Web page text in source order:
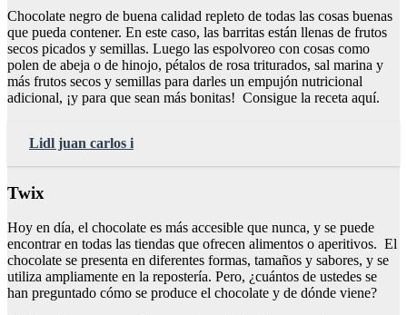
Chocolate negro de buena calidad repleto de todas las cosas buenas
que pueda contener. En este caso, las barritas están llenas de frutos
secos picados y semillas. Luego las espolvoreo con cosas como
polen de abeja o de hinojo, pétalos de rosa triturados, sal marina y
más frutos secos y semillas para darles un empujón nutricional
adicional, ¡y para que sean más bonitas! Consigue la receta aquí.
Lidl juan carlos i
Twix
Hoy en día, el chocolate es más accesible que nunca, y se puede
encontrar en todas las tiendas que ofrecen alimentos o aperitivos. El
chocolate se presenta en diferentes formas, tamaños y sabores, y se
utiliza ampliamente en la repostería. Pero, ¿cuántos de ustedes se
han preguntado cómo se produce el chocolate y de dónde viene?